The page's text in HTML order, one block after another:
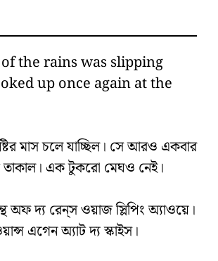
the rains was slipping
up once again at the
মাস চলে যাচ্ছিল। সে আরও একবার
এক টুকরো মেঘও নেই।
অফ দ্য রেন্‌স ওয়াজ স্লিপিং অ্যাওয়ে।
এগেন অ্যাট দ্য স্কাইস।